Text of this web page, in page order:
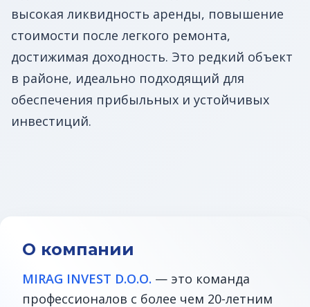
высокая ликвидность аренды, повышение
стоимости после легкого ремонта,
достижимая доходность. Это редкий объект
в районе, идеально подходящий для
обеспечения прибыльных и устойчивых
инвестиций.
О компании
MIRAG INVEST D.O.O. — это команда
профессионалов с более чем 20-летним